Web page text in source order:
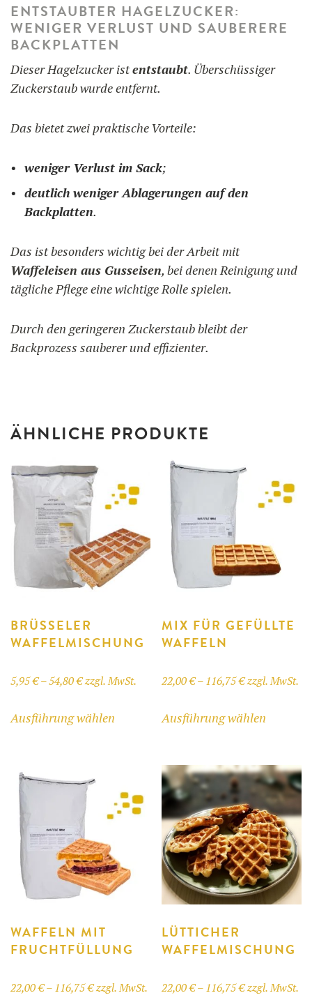
ENTSTAUBTER HAGELZUCKER:
WENIGER VERLUST UND SAUBERERE
BACKPLATTEN
Dieser Hagelzucker istentstaubt. Überschüssiger
Zuckerstaub wurde entfernt.
Das bietet zwei praktische Vorteile:
weniger Verlust im Sack;
deutlich weniger Ablagerungen auf den
Backplatten.
Das ist besonders wichtig bei der Arbeit mit
Waffeleisen aus Gusseisen, bei denen Reinigung und
tägliche Pflege eine wichtige Rolle spielen.
Durch den geringeren Zuckerstaub bleibt der
Backprozess sauberer und effizienter.
ÄHNLICHE PRODUKTE
BRÜSSELER
WAFFELMISCHUNG
5,95€ –54,80€Preisspanne:
bis
zzgl. MwSt.
Ausführung wählen
Varianten
auf.
Die
können
auf
der
werden
MIX FÜR GEFÜLLTE
WAFFELN
22,00€– 116,75€Preisspanne:
bis
zzgl. MwSt.
Ausführung wählen
auf.
Die
können
auf
der
werden
WAFFELN MIT
FRUCHTFÜLLUNG
22,00€ – 116,75€Preisspanne:
zzgl. MwSt.
LÜTTICHER
WAFFELMISCHUNG
22,00€– 116,75€Preisspanne:
zzgl. MwSt.